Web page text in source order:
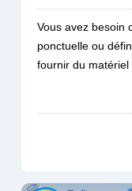
Vous avez besoin
ponctuelle ou
fournir du matériel